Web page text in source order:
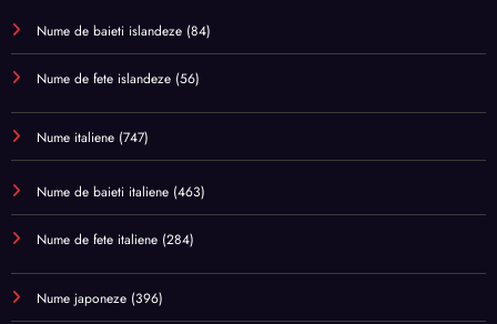
Nume de baieti islandeze (84)
Nume de fete islandeze (56)
Nume italiene (747)
Nume de baieti italiene (463)
Nume de fete italiene (284)
Nume japoneze (396)